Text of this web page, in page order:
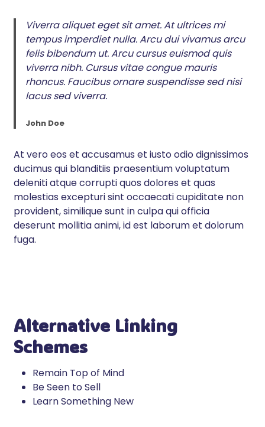
Viverra aliquet eget sit amet. At ultrices mi
tempus imperdiet nulla. Arcu dui vivamus arcu
felis bibendum ut. Arcu cursus euismod quis
viverra nibh. Cursus vitae congue mauris
rhoncus. Faucibus ornare suspendisse sed nisi
lacus sed viverra.
John Doe
At vero eos et accusamus et iusto odio dignissimos
ducimus qui blanditiis praesentium voluptatum
deleniti atque corrupti quos dolores et quas
molestias excepturi sint occaecati cupiditate non
provident, similique sunt in culpa qui officia
deserunt mollitia animi, id est laborum et dolorum
fuga.
Alternative Linking
Schemes
Remain Top of Mind
Be Seen to Sell
Learn Something New